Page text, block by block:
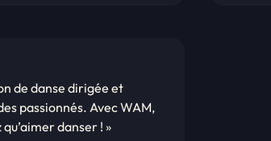
de danse dirigée et
passionnés. Avec WAM,
danser ! »